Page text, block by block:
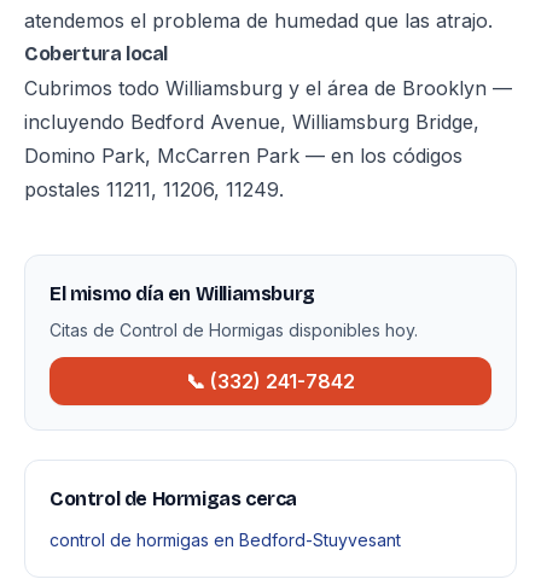
atendemos el problema de humedad que las atrajo.
Cobertura local
Cubrimos todo Williamsburg y el área de Brooklyn —
incluyendo Bedford Avenue, Williamsburg Bridge,
Domino Park, McCarren Park — en los códigos
postales 11211, 11206, 11249.
El mismo día en Williamsburg
Citas de Control de Hormigas disponibles hoy.
📞 (332) 241-7842
Control de Hormigas cerca
control de hormigas en Bedford-Stuyvesant